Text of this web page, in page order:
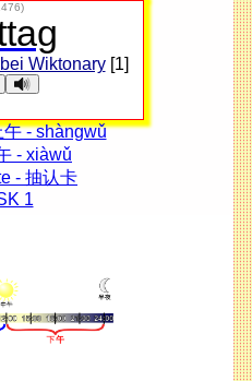
Wiktonary[1]
午 - shàngwǔ
- xiàwǔ
- 抽认卡
1